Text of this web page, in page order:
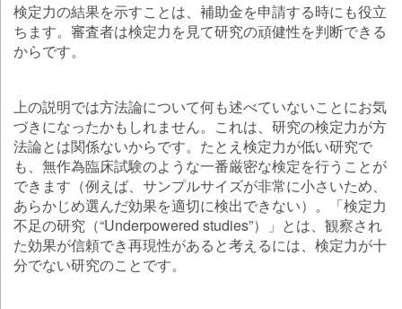
検定力の結果を示すことは、補助金を申請する時にも役立
ちます。審査者は検定力を見て研究の頑健性を判断できる
からです。
上の説明では方法論について何も述べていないことにお気
づきになったかもしれません。これは、研究の検定力が方
法論とは関係ないからです。たとえ検定力が低い研究で
も、無作為臨床試験のような一番厳密な検定を行うことが
できます（例えば、サンプルサイズが非常に小さいため、
あらかじめ選んだ効果を適切に検出できない）。「検定力
不足の研究（“Underpowered studies”）」とは、観察され
た効果が信頼でき再現性があると考えるには、検定力が十
分でない研究のことです。